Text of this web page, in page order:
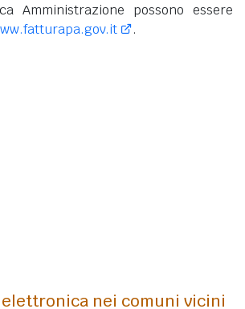
Amministrazione possono essere
.
nei comuni vicini